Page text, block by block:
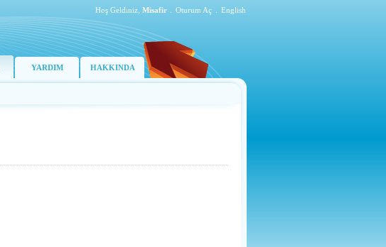
Hoş Geldiniz, Misafir Oturum Aç English
YARDIM HAKKINDA